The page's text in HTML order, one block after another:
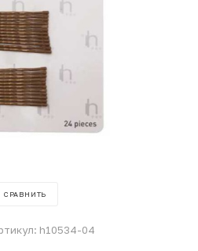
СРАВНИТЬ
h10534-04